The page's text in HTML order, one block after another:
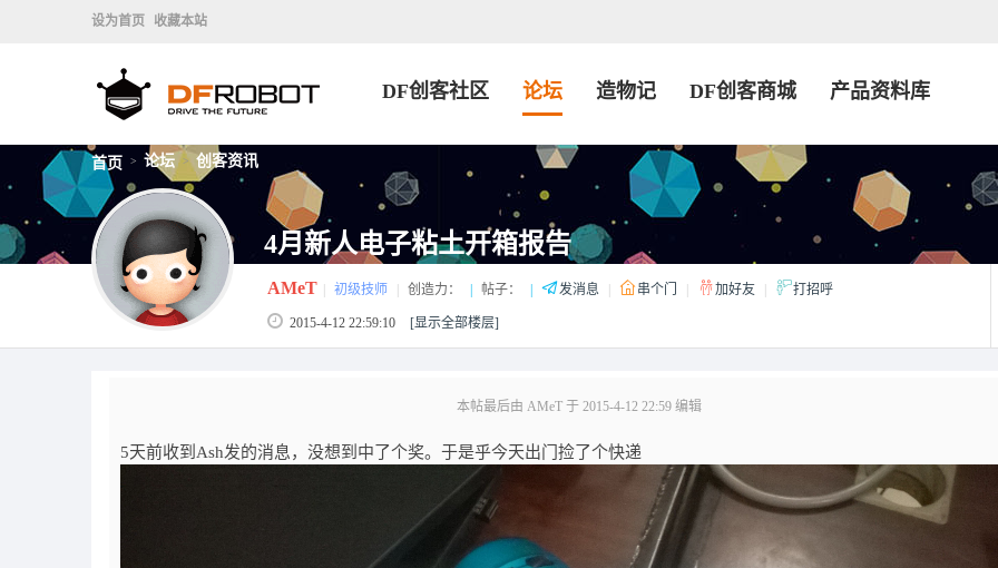
设为首页 收藏本站
DF创客社区 论坛 造物记 DF创客商城 产品资料库
首页 > 论坛 > 创客资讯
4月新人电子粘土开箱报告
AMeT 初级技师 创造力： 帖子： 发消息 串个门 加好友 打招呼
2015-4-12 22:59:10 [显示全部楼层]
本帖最后由 AMeT 于 2015-4-12 22:59 编辑
5天前收到Ash发的消息，没想到中了个奖。于是乎今天出门捡了个快递